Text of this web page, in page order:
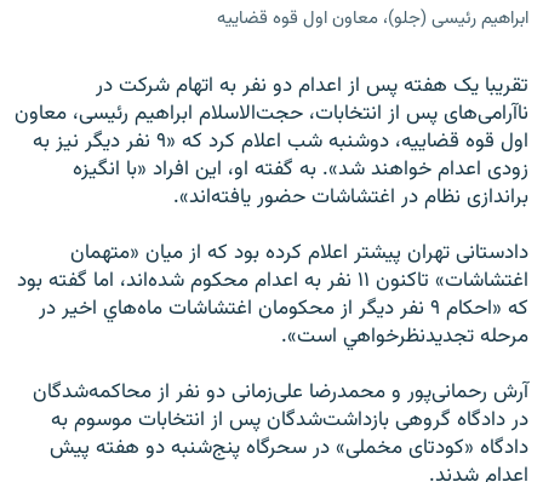
زبان‌های دیگر
ابراهیم رئیسی (جلو)، معاون اول قوه قضاییه
تقریبا یک هفته پس از اعدام دو نفر به اتهام شرکت در
ناآرامی‌های پس از انتخابات، حجت‌الاسلام ابراهیم رئیسی، معاون
اول قوه قضاییه، دوشنبه شب اعلام کرد که «۹ نفر دیگر نیز به
زودی اعدام خواهند شد». به گفته او، این افراد «با انگیزه
براندازی نظام در اغتشاشات حضور یافته‌اند».
دادستانی تهران پیشتر اعلام کرده بود که از میان «متهمان
اغتشاشات» تاکنون ۱۱ نفر به اعدام محکوم شده‌اند، اما گفته بود
که «احكام ۹ نفر ديگر از محكومان اغتشاشات ماه‌هاي اخير در
مرحله تجديدنظرخواهي است».
آرش رحمانی‌پور و محمدرضا علی‌زمانی دو نفر از محاکمه‌شدگان
در دادگاه گروهی بازداشت‌شدگان پس از انتخابات موسوم به
دادگاه «کودتای مخملی» در سحرگاه پنج‌شنبه دو هفته پیش